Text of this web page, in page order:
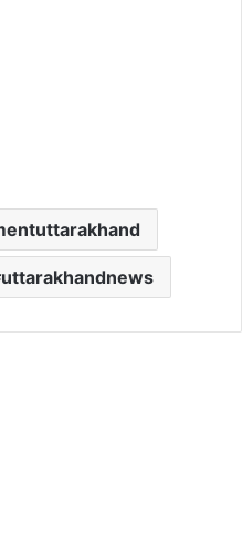
uttarakhandnews